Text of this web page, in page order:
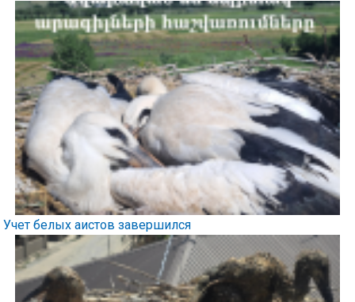
Учет белых аистов завершился